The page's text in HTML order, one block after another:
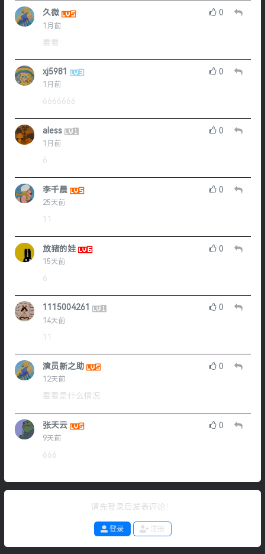
久微
1月前
0
看看
xj5981
1月前
0
6666666
aless
1月前
0
6
李千晨
25天前
0
11
放猪的娃
15天前
0
6
1115004261
14天前
0
11
演员新之助
12天前
0
看看是什么情况
张天云
9天前
0
666
请先登录后发表评论！
登录 注册